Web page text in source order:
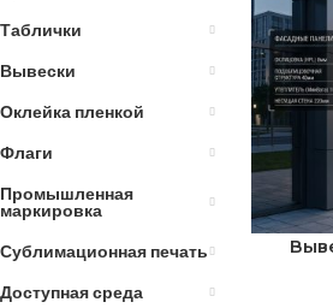
Таблички
Вывески
Оклейка пленкой
Флаги
Промышленная
маркировка
Сублимационная печать
Доступная среда